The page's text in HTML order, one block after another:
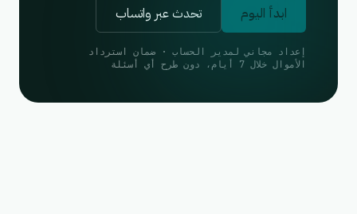
ابدأ اليوم تحدث عبر واتساب
إعداد مجاني لمدير الحساب · ضمان استرداد
الأموال خلال 7 أيام، دون طرح أي أسئلة